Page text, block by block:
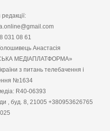
031 08 61
Анастасія
МЕДІАПЛАТФОРМА»
з питань телебачення і
№1634
R40-06393
, буд. 8, 21005 +380953626765